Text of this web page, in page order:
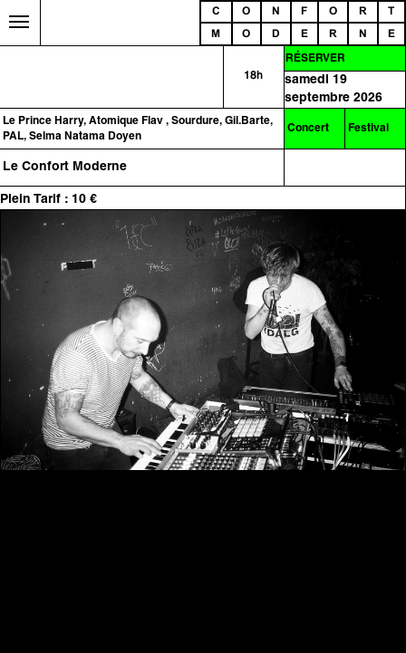
C O N F O R
T
M
O D E R N E
18h
RÉSERVER
samedi 19
septembre 2026
Le Prince Harry, Atomique Flav , Sourdure, Gil.Barte,
PAL, Selma Natama Doyen
Concert Festival
Le Confort Moderne
Plein Tarif : 10 €